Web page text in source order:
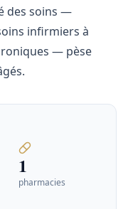
des soins —
infirmiers à
— pèse
1
pharmacies